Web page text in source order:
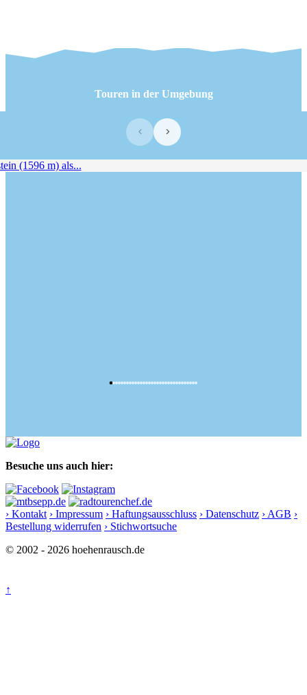
Touren in der Umgebung
‹ ›
Besuche uns auch hier:
› Kontakt › Impressum › Haftungsausschluss › Datenschutz › AGB ›
Bestellung widerrufen › Stichwortsuche
© 2002 - 2026 hoehenrausch.de
↑